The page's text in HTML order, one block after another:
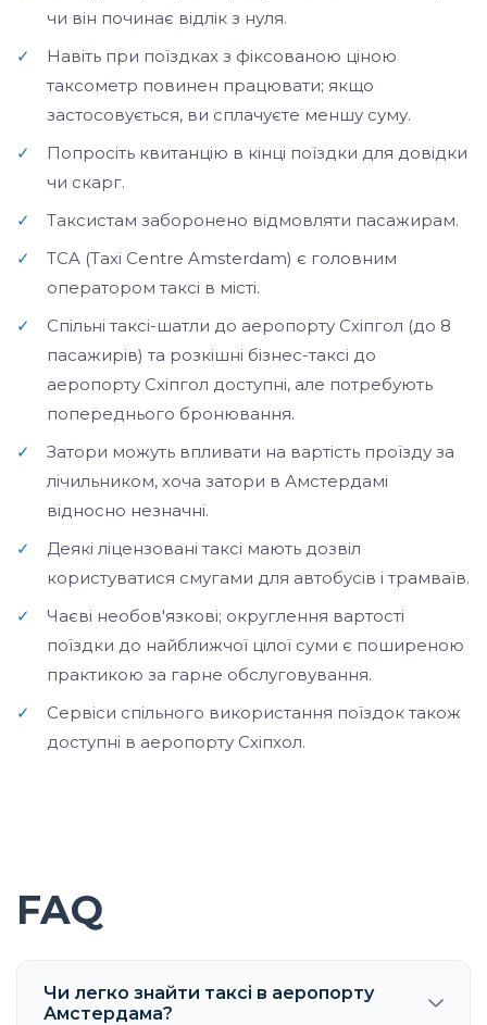
чи він починає відлік з нуля.
✓
Навіть при поїздках з фіксованою ціною
таксометр повинен працювати; якщо
застосовується, ви сплачуєте меншу суму.
✓
Попросіть квитанцію в кінці поїздки для довідки
чи скарг.
✓
Таксистам заборонено відмовляти пасажирам.
✓
TCA (Taxi Centre Amsterdam) є головним
оператором таксі в місті.
✓
Спільні таксі-шатли до аеропорту Схіпгол (до 8
пасажирів) та розкішні бізнес-таксі до
аеропорту Схіпгол доступні, але потребують
попереднього бронювання.
✓
Затори можуть впливати на вартість проїзду за
лічильником, хоча затори в Амстердамі
відносно незначні.
✓
Деякі ліцензовані таксі мають дозвіл
користуватися смугами для автобусів і трамваїв.
✓
Чаєві необов'язкові; округлення вартості
поїздки до найближчої цілої суми є поширеною
практикою за гарне обслуговування.
✓
Сервіси спільного використання поїздок також
доступні в аеропорту Схіпхол.
FAQ
Чи легко знайти таксі в аеропорту
Амстердама?